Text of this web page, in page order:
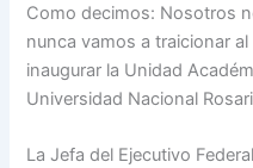
Como decimos: Nosotros
nunca vamos a traicionar
inaugurar la Unidad
Universidad Nacional
La Jefa del Ejecutivo